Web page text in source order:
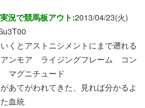
況で競馬板アウト:2013/04/23(火)
くとアストニシメントにまで遡れる
ンモア ライジングフレーム コン
マグニチュード
あてがわれてきた、見れば分かるよ
血統